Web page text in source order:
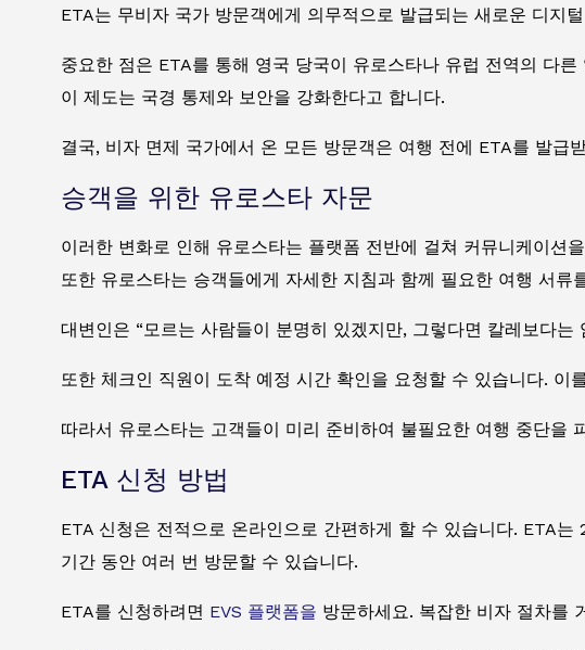
ETA는 무비자 국가 방문객에게 의무적으로 발급되는 새로운 디지
중요한 점은 ETA를 통해 영국 당국이 유로스타나 유럽 전역의 다
이 제도는 국경 통제와 보안을 강화한다고 합니다.
결국, 비자 면제 국가에서 온 모든 방문객은 여행 전에 ETA를 발급
승객을 위한 유로스타 자문
이러한 변화로 인해 유로스타는 플랫폼 전반에 걸쳐 커뮤니케이션
또한 유로스타는 승객들에게 자세한 지침과 함께 필요한 여행 서
대변인은 “모르는 사람들이 분명히 있겠지만, 그렇다면 칼레보다
또한 체크인 직원이 도착 예정 시간 확인을 요청할 수 있습니다. 이
따라서 유로스타는 고객들이 미리 준비하여 불필요한 여행 중단을
ETA 신청 방법
ETA 신청은 전적으로 온라인으로 간편하게 할 수 있습니다. ETA
기간 동안 여러 번 방문할 수 있습니다.
ETA를 신청하려면 EVS 플랫폼을 방문하세요. 복잡한 비자 절차를